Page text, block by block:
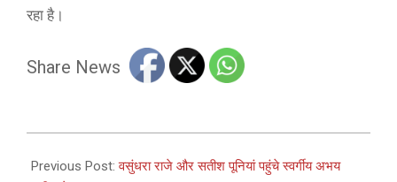
रहा है।
Share News
10-
Previous Post:वसुंधरा राजे और सतीश पूनियां पहुंचे स्वर्गीय अभय